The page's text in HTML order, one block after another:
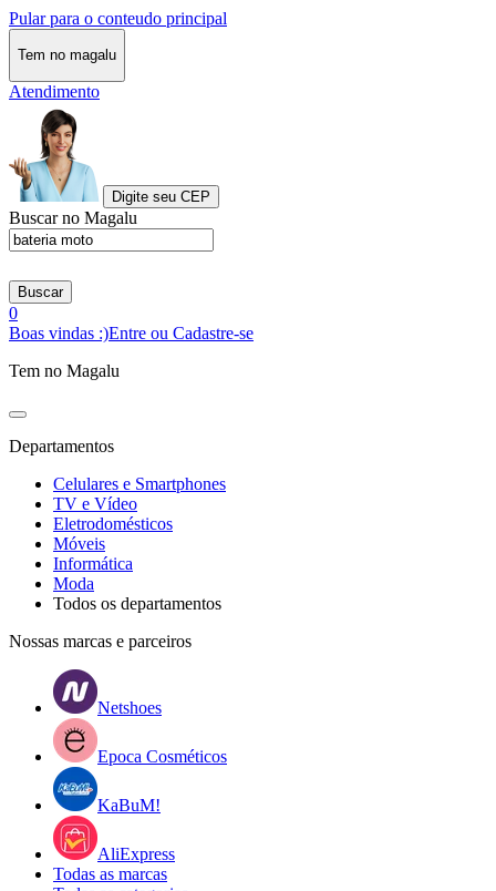
Pular para o conteudo principal
Tem no magalu
Atendimento
Digite seu CEP
Buscar no Magalu
Buscar
0
Boas vindas :)Entre ou Cadastre-se
Tem no Magalu
Departamentos
Celulares e Smartphones
TV e Vídeo
Eletrodomésticos
Móveis
Informática
Moda
Todos os departamentos
Nossas marcas e parceiros
Netshoes
Epoca Cosméticos
KaBuM!
AliExpress
Todas as marcas